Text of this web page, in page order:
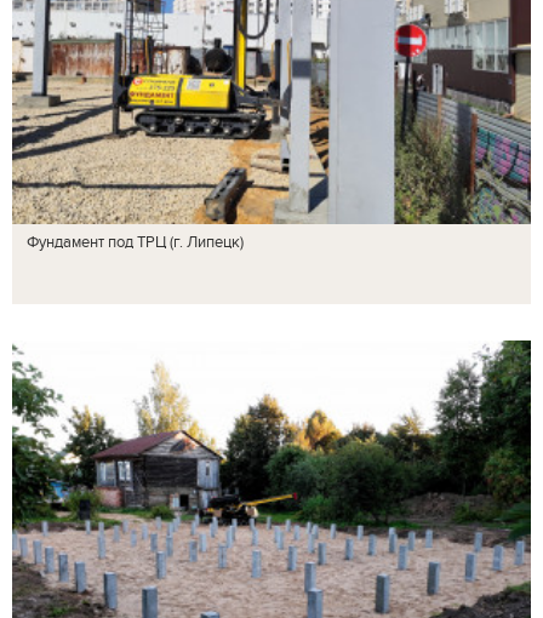
Фундамент под ТРЦ (г. Липецк)